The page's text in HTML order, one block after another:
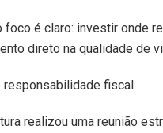
foco é claro: investir onde
direto na qualidade de
responsabilidade fiscal
realizou uma reunião